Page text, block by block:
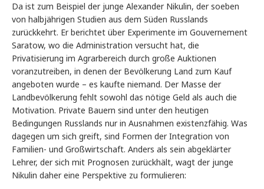
Da ist zum Beispiel der junge Alexander Nikulin, der soeben
von halbjährigen Studien aus dem Süden Russlands
zurückkehrt. Er berichtet über Experimente im Gouvernement
Saratow, wo die Administration versucht hat, die
Privatisierung im Agrarbereich durch große Auktionen
voranzutreiben, in denen der Bevölkerung Land zum Kauf
angeboten wurde – es kaufte niemand. Der Masse der
Landbevölkerung fehlt sowohl das nötige Geld als auch die
Motivation. Private Bauern sind unter den heutigen
Bedingungen Russlands nur in Ausnahmen existenzfähig. Was
dagegen um sich greift, sind Formen der Integration von
Familien- und Großwirtschaft. Anders als sein abgeklärter
Lehrer, der sich mit Prognosen zurückhält, wagt der junge
Nikulin daher eine Perspektive zu formulieren: